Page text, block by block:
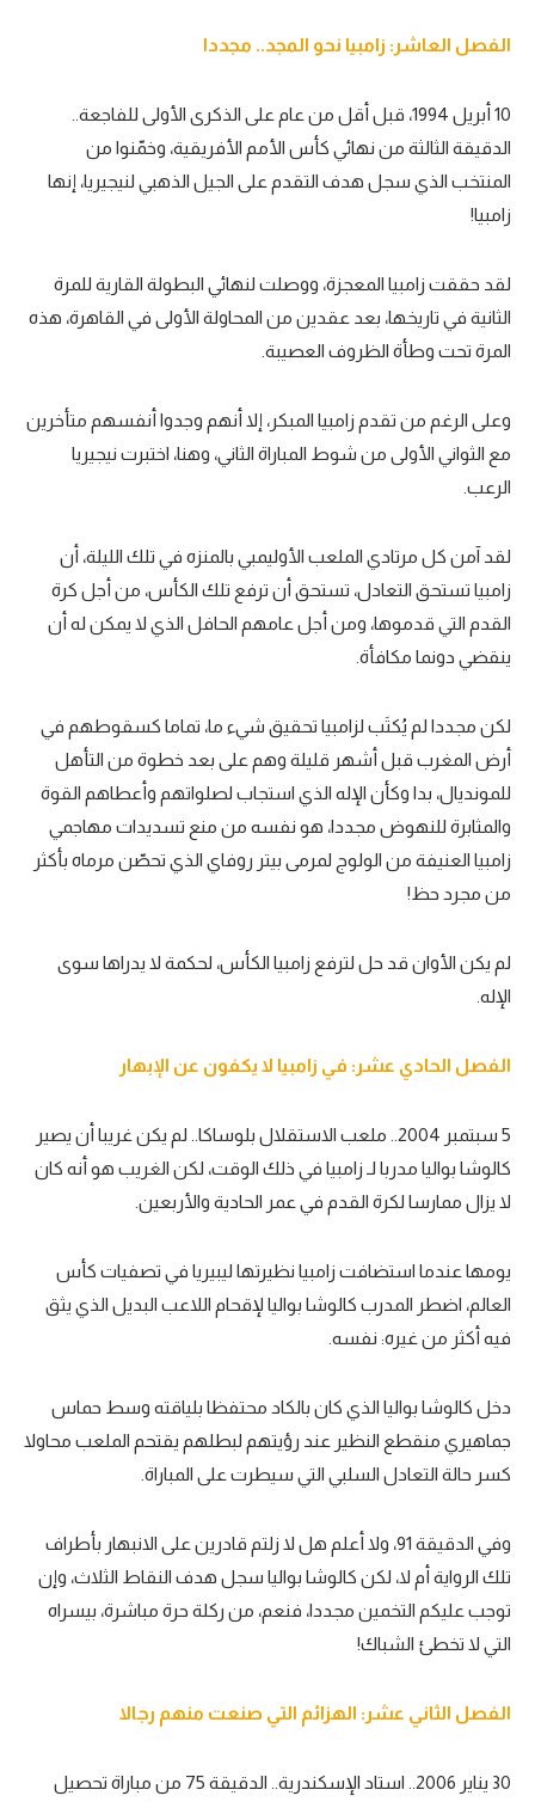
الفصل العاشر: زامبيا نحو المجد.. مجددا
10 أبريل 1994، قبل أقل من عام على الذكرى الأولى للفاجعة..
الدقيقة الثالثة من نهائي كأس الأمم الأفريقية، وخمّنوا من
المنتخب الذي سجل هدف التقدم على الجيل الذهبي لنيجيريا، إنها
زامبيا!
لقد حققت زامبيا المعجزة، ووصلت لنهائي البطولة القارية للمرة
الثانية في تاريخها، بعد عقدين من المحاولة الأولى في القاهرة، هذه
المرة تحت وطأة الظروف العصيبة.
وعلى الرغم من تقدم زامبيا المبكر، إلا أنهم وجدوا أنفسهم متأخرين
مع الثواني الأولى من شوط المباراة الثاني، وهنا، اختبرت نيجيريا
الرعب.
لقد آمن كل مرتادي الملعب الأوليمبي بالمنزه في تلك الليلة، أن
زامبيا تستحق التعادل، تستحق أن ترفع تلك الكأس، من أجل كرة
القدم التي قدموها، ومن أجل عامهم الحافل الذي لا يمكن له أن
ينقضي دونما مكافأة.
لكن مجددا لم يُكتَب لزامبيا تحقيق شيء ما، تماما كسقوطهم في
أرض المغرب قبل أشهر قليلة وهم على بعد خطوة من التأهل
للمونديال، بدا وكأن الإله الذي استجاب لصلواتهم وأعطاهم القوة
والمثابرة للنهوض مجددا، هو نفسه من منع تسديدات مهاجمي
زامبيا العنيفة من الولوج لمرمى بيتر روفاي الذي تحصّن مرماه بأكثر
من مجرد حظ!
لم يكن الأوان قد حل لترفع زامبيا الكأس، لحكمة لا يدراها سوى
الإله.
الفصل الحادي عشر: في زامبيا لا يكفون عن الإبهار
5 سبتمبر 2004.. ملعب الاستقلال بلوساكا.. لم يكن غريبا أن يصير
كالوشا بواليا مدربا لـ زامبيا في ذلك الوقت، لكن الغريب هو أنه كان
لا يزال ممارسا لكرة القدم في عمر الحادية والأربعين.
يومها عندما استضافت زامبيا نظيرتها ليبيريا في تصفيات كأس
العالم، اضطر المدرب كالوشا بواليا لإقحام اللاعب البديل الذي يثق
فيه أكثر من غيره: نفسه.
دخل كالوشا بواليا الذي كان بالكاد محتفظا بلياقته وسط حماس
جماهيري منقطع النظير عند رؤيتهم لبطلهم يقتحم الملعب محاولا
كسر حالة التعادل السلبي التي سيطرت على المباراة.
وفي الدقيقة 91، ولا أعلم هل لا زلتم قادرين على الانبهار بأطراف
تلك الرواية أم لا، لكن كالوشا بواليا سجل هدف النقاط الثلاث، وإن
توجب عليكم التخمين مجددا، فنعم، من ركلة حرة مباشرة، بيسراه
التي لا تخطئ الشباك!
الفصل الثاني عشر: الهزائم التي صنعت منهم رجالا
30 يناير 2006.. استاد الإسكندرية.. الدقيقة 75 من مباراة تحصيل